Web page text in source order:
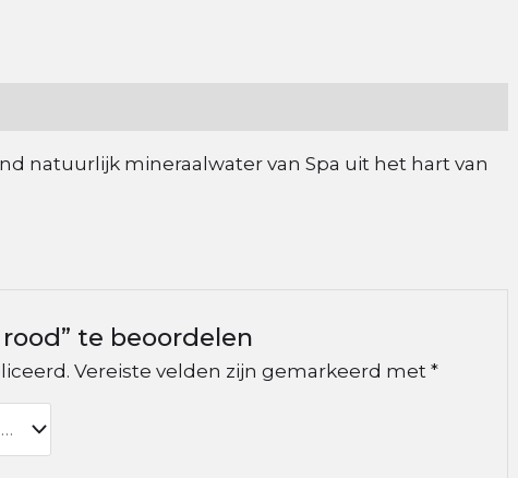
natuurlijk mineraalwater van Spa uit het hart van
te beoordelen
Vereiste velden zijn gemarkeerd met*